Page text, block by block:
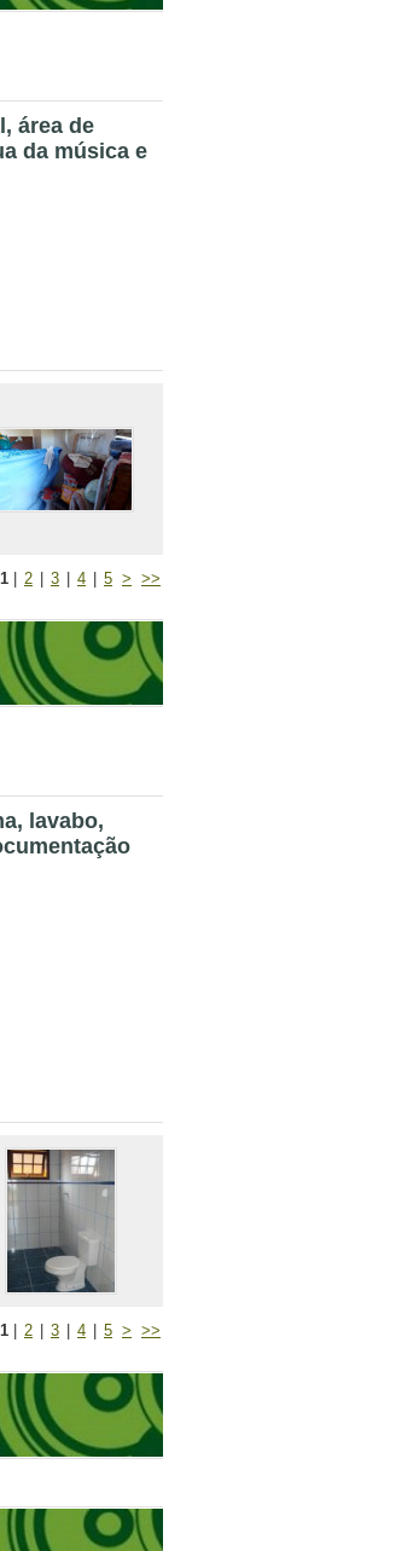
área de
da música e
1 2 3 4 5 > >>
lavabo,
1 2 3 4 5 > >>